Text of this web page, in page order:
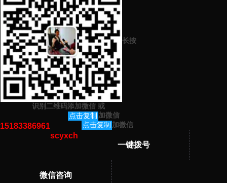
预约营销老师 添加微信号：scyxch
案！
上一篇：代写工作自我鉴定500字好的原创网站 要质量高的 性价比高
的
下一篇：排名高 代写员工爱岗演讲稿好的原创网站 性价比高 质量高
猜你感兴趣的内容
暂无相关文章！
长按
识别二维码添加微信 或
点击复制
15183386961
加微信
点击复制
scyxch
加微信
一键拨号
微信咨询